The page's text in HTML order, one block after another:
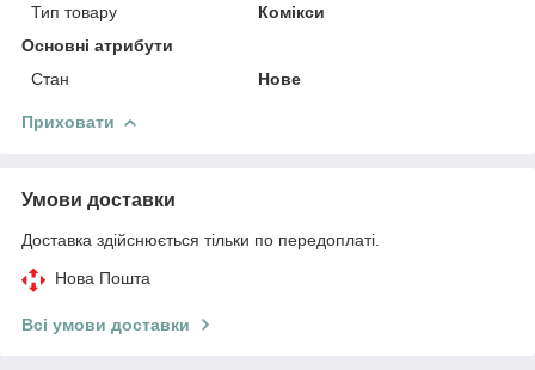
Тип товару
Комікси
Основні атрибути
Стан
Нове
Приховати
Умови доставки
Доставка здійснюється тільки по передоплаті.
Нова Пошта
Всі умови доставки